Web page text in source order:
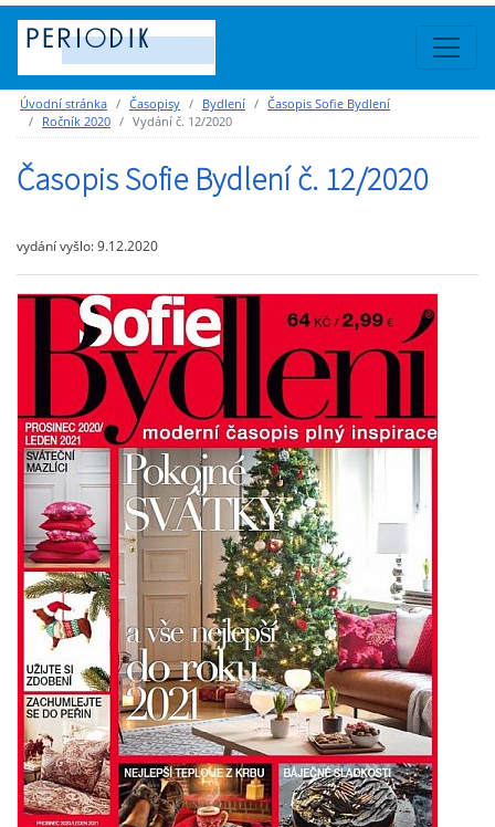
Úvodní stránka Časopisy Bydlení
Časopis Sofie Bydlení
Ročník 2020
Vydání č. 12/2020
Časopis Sofie Bydlení č. 12/2020
vydání vyšlo: 9.12.2020